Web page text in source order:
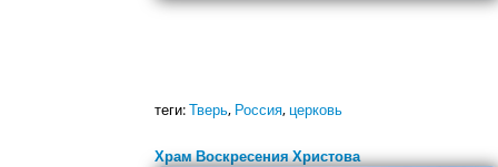
теги:Тверь, Россия,церковь
Храм Воскресения Христова